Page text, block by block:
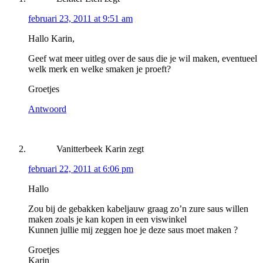
februari 23, 2011 at 9:51 am
Hallo Karin,
Geef wat meer uitleg over de saus die je wil maken, eventueel
welk merk en welke smaken je proeft?
Groetjes
Antwoord
Vanitterbeek Karin zegt
februari 22, 2011 at 6:06 pm
Hallo
Zou bij de gebakken kabeljauw graag zo’n zure saus willen
maken zoals je kan kopen in een viswinkel
Kunnen jullie mij zeggen hoe je deze saus moet maken ?
Groetjes
Karin